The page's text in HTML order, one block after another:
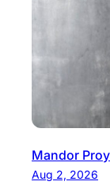
Mandor
Aug 2, 2026